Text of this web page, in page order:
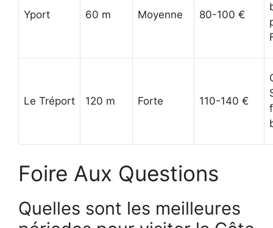
Yport 60 m Moyenne 80-100 €
Le Tréport 120 m Forte 110-140 €
Foire Aux Questions
Quelles sont les meilleures